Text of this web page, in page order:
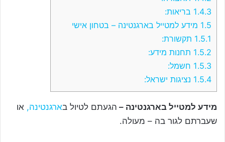
1.4.3 בריאות:
1.5 מידע למטייל בארגנטינה – בטחון אישי
1.5.1 תקשורת:
1.5.2 תחנות מידע:
1.5.3 חשמל:
1.5.4 נציגות ישראל:
מידע למטייל בארגנטינה – הגעתם לטיול בארגנטינה, או
שעברתם לגור בה – מעולה.